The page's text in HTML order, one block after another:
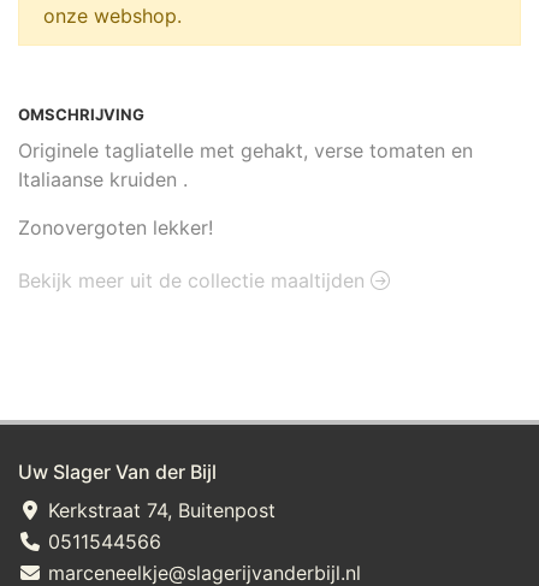
OMSCHRIJVING
Originele tagliatelle met gehakt, verse tomaten en
Italiaanse kruiden .
Zonovergoten lekker!
onze webshop.
Bekijk meer uit de collectie maaltijden
Uw Slager Van der Bijl
Kerkstraat 74, Buitenpost
0511544566
marceneelkje@slagerijvanderbijl.nl